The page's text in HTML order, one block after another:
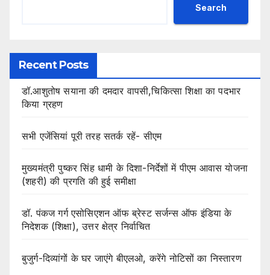
Search
Recent Posts
डॉ.आशुतोष सयाना की दमदार वापसी,चिकित्सा शिक्षा का पदभार
किया ग्रहण
सभी एजेंसियां पूरी तरह सतर्क रहें- सीएम
मुख्यमंत्री पुष्कर सिंह धामी के दिशा-निर्देशों में पीएम आवास योजना
(शहरी) की प्रगति की हुई समीक्षा
डॉ. पंकज गर्ग एसोसिएशन ऑफ ब्रेस्ट सर्जन्स ऑफ इंडिया के
निदेशक (शिक्षा), उत्तर क्षेत्र निर्वाचित
बुजुर्ग-दिव्यांगों के घर जाएंगे बीएलओ, करेंगे नोटिसों का निस्तारण